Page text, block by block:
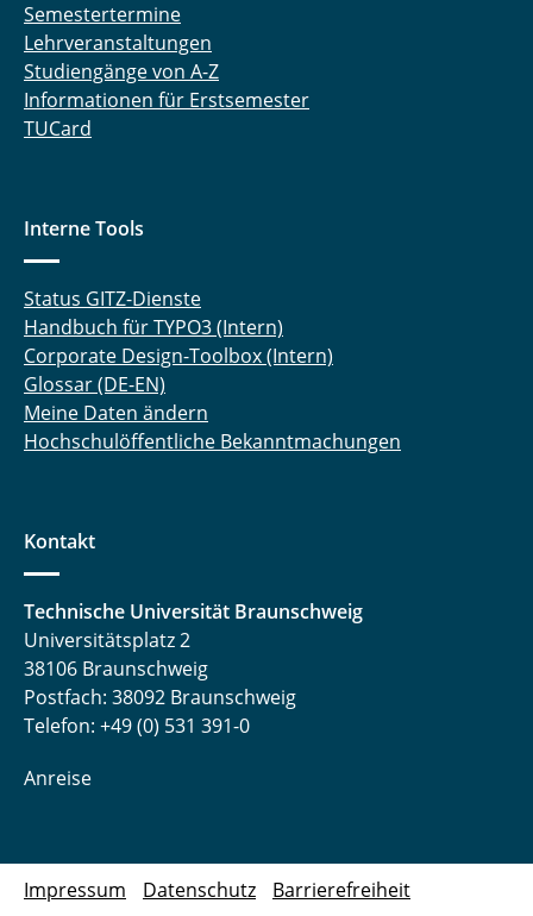
Semestertermine
Lehrveranstaltungen
Studiengänge von A-Z
Informationen für Erstsemester
TUCard
Interne Tools
Status GITZ-Dienste
Handbuch für TYPO3 (Intern)
Corporate Design-Toolbox (Intern)
Glossar (DE-EN)
Meine Daten ändern
Hochschulöffentliche Bekanntmachungen
Kontakt
Technische Universität Braunschweig
Universitätsplatz 2
38106 Braunschweig
Postfach: 38092 Braunschweig
Telefon: +49 (0) 531 391-0
Anreise
Impressum Datenschutz Barrierefreiheit